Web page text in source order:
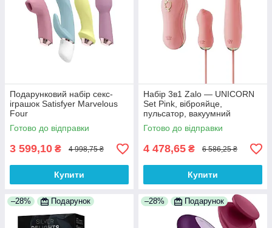
Подарунковий набір секс-
іграшок Satisfyer Marvelous
Four
Готово до відправки
3 599,10 ₴ 4 998,75 ₴
Купити
Набір 3в1 Zalo — UNICORN
Set Pink, віброяйце,
пульсатор, вакуумний
стимулятор
Готово до відправки
4 478,65 ₴ 6 586,25 ₴
Купити
–28% Подарунок –28% Подарунок